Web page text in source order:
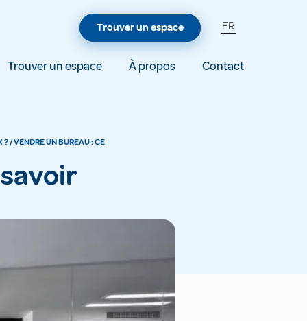
Trouver un espace À propos
Contact
Trouver un espace FR
?/VENDRE UN BUREAU : CE